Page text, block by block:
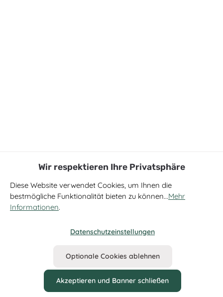
Wir respektieren Ihre Privatsphäre
Diese Website verwendet Cookies, um Ihnen die
bestmögliche Funktionalität bieten zu können...Mehr
Informationen.
Datenschutzeinstellungen
Optionale Cookies ablehnen
Akzeptieren und Banner schließen